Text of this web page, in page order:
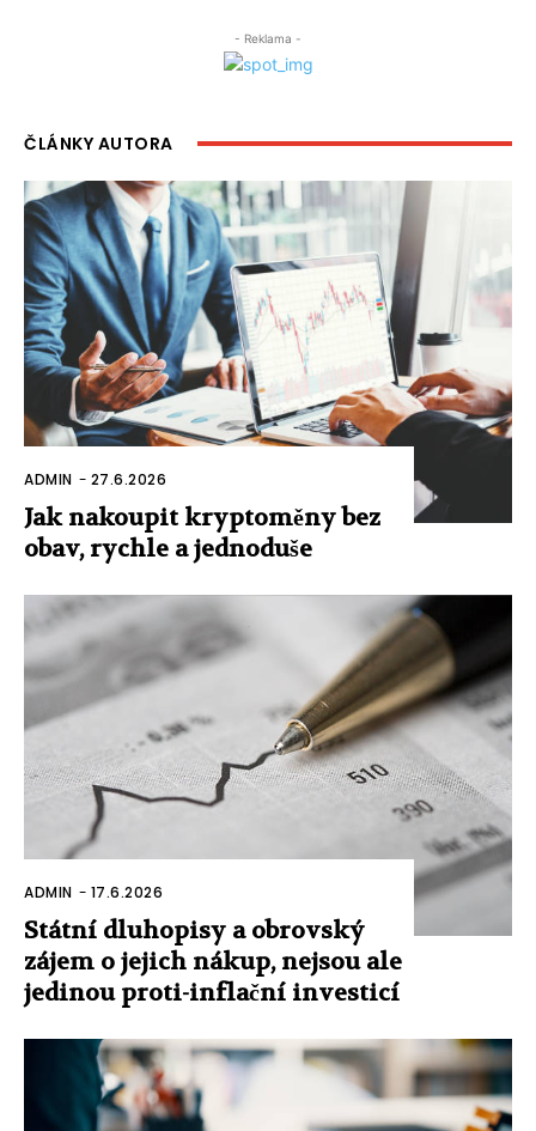
- Reklama -
ČLÁNKY AUTORA
ADMIN - 27.6.2026
Jak nakoupit kryptoměny bez
obav, rychle a jednoduše
ADMIN - 17.6.2026
Státní dluhopisy a obrovský
zájem o jejich nákup, nejsou ale
jedinou proti-inflační investicí